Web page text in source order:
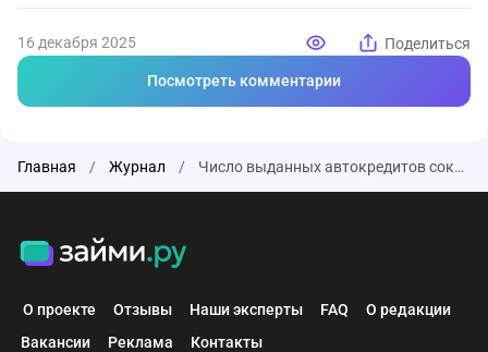
16 декабря 2025 Поделиться
Посмотреть комментарии
Главная / Журнал / Число выданных автокредитов сократилось более чем на четверть в ноябре
О проекте Отзывы Наши эксперты FAQ
О редакции
Вакансии
Реклама Контакты